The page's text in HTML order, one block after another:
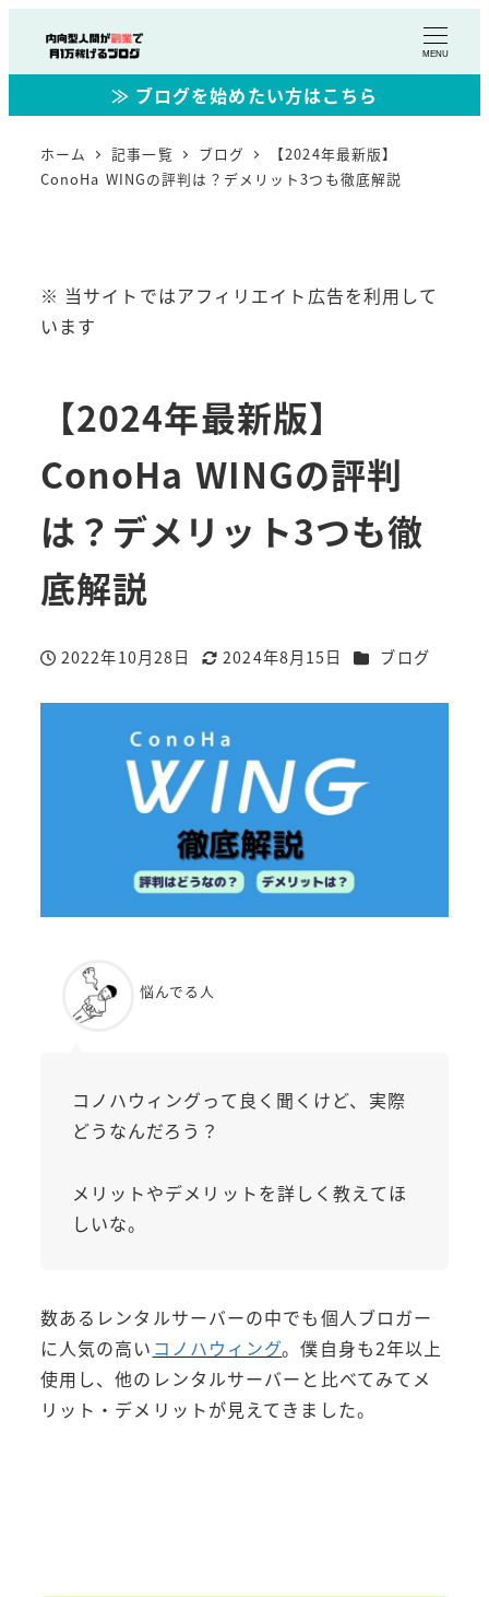
MENU
≫ ブログを始めたい方はこちら
ホーム 記事一覧 ブログ
【2024年最新版】
ConoHa WINGの評判は？デメリット3つも徹底解説
※ 当サイトではアフィリエイト広告を利用して
います
【2024年最新版】
ConoHa WINGの評判
は？デメリット3つも徹
底解説
投稿日
2022年10月28日
更新日
2024年8月15日 カテゴリー
ブログ
悩んでる人
コノハウィングって良く聞くけど、実際
どうなんだろう？
メリットやデメリットを詳しく教えてほ
しいな。
数あるレンタルサーバーの中でも個人ブロガー
に人気の高い コノハウィング。僕自身も2年以上
使用し、他のレンタルサーバーと比べてみてメ
リット・デメリットが見えてきました。